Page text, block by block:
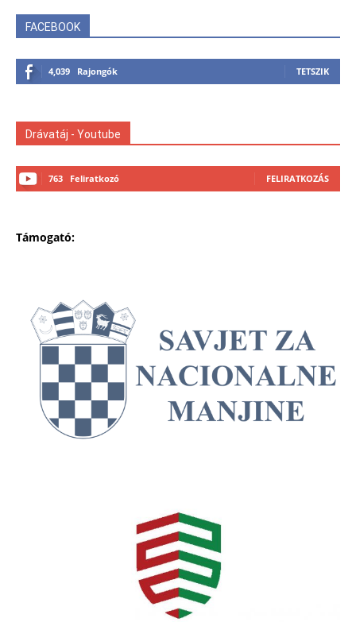
FACEBOOK
4,039 Rajongók TETSZIK
Drávatáj - Youtube
763 Feliratkozó FELIRATKOZÁS
Támogató: